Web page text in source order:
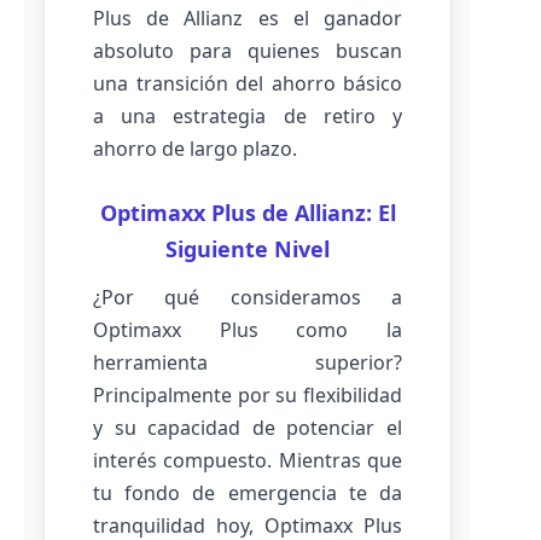
Plus de Allianz es el ganador
absoluto para quienes buscan
una transición del ahorro básico
a una estrategia de retiro y
ahorro de largo plazo.
Optimaxx Plus de Allianz: El
Siguiente Nivel
¿Por qué consideramos a
Optimaxx Plus como la
herramienta superior?
Principalmente por su flexibilidad
y su capacidad de potenciar el
interés compuesto. Mientras que
tu fondo de emergencia te da
tranquilidad hoy, Optimaxx Plus